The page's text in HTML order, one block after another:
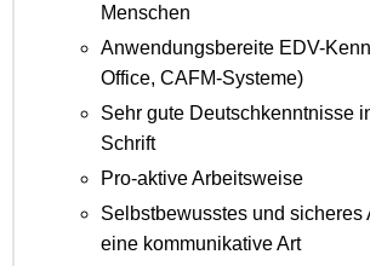
Menschen
Anwendungsbereite EDV-
Office, CAFM-Systeme)
Sehr gute Deutschkenntnisse
Schrift
Pro-aktive Arbeitsweise
Selbstbewusstes und sicheres
eine kommunikative Art